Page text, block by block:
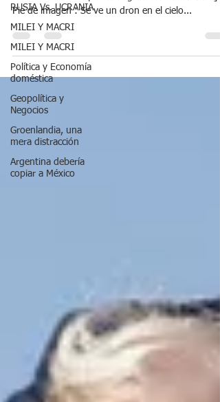
RUSIA Vs. UCRANIA
MILEI Y MACRI
MILEI Y MACRI
Política y Economía
doméstica
Geopolítica y
Negocios
Groenlandia, una
mera distracción
Argentina debería
copiar a México
[Pasadena, Texas, 28 de octubre de 2024 | Hs.
19:43 PM GMT-5 | Por: Jorge Rausch McKenna ] [
Pie de imagen : Se ve un dron en el cielo...